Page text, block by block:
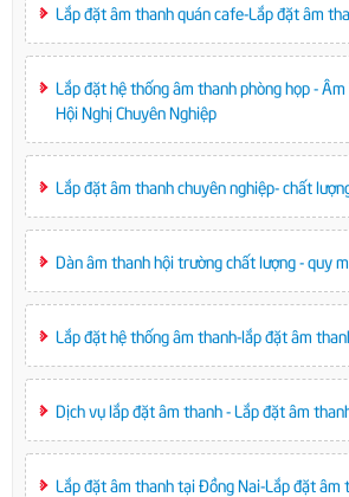
Lắp đặt âm thanh quán cafe-Lắp đặt âm
Lắp đặt hệ thống âm thanh phòng họp -
Hội Nghị Chuyên Nghiệp
Lắp đặt âm thanh chuyên nghiệp- chất
Dàn âm thanh hội trường chất lượng - quy
Lắp đặt hệ thống âm thanh-lắp đặt âm
Dịch vụ lắp đặt âm thanh - Lắp đặt âm
Lắp đặt âm thanh tại Đồng Nai-Lắp đặt âm